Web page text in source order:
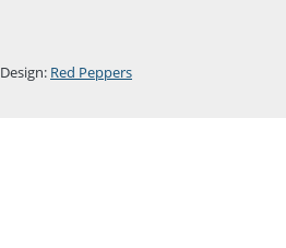
Design: Red Peppers